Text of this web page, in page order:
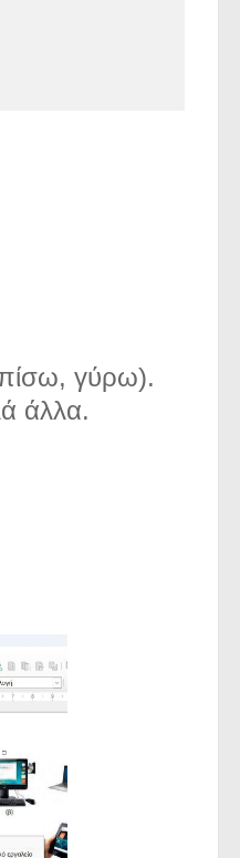
πίσω, γύρω).
άλλα.